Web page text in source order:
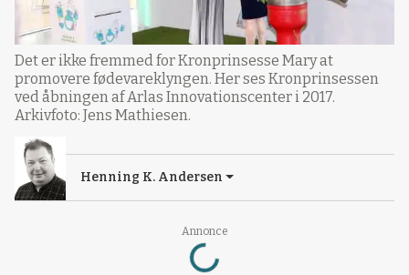
Annonce
Loading...
Det er ikke fremmed for Kronprinsesse Mary at
promovere fødevareklyngen. Her ses Kronprinsessen
ved åbningen af Arlas Innovationscenter i 2017.
Arkivfoto: Jens Mathiesen.
Henning K. Andersen